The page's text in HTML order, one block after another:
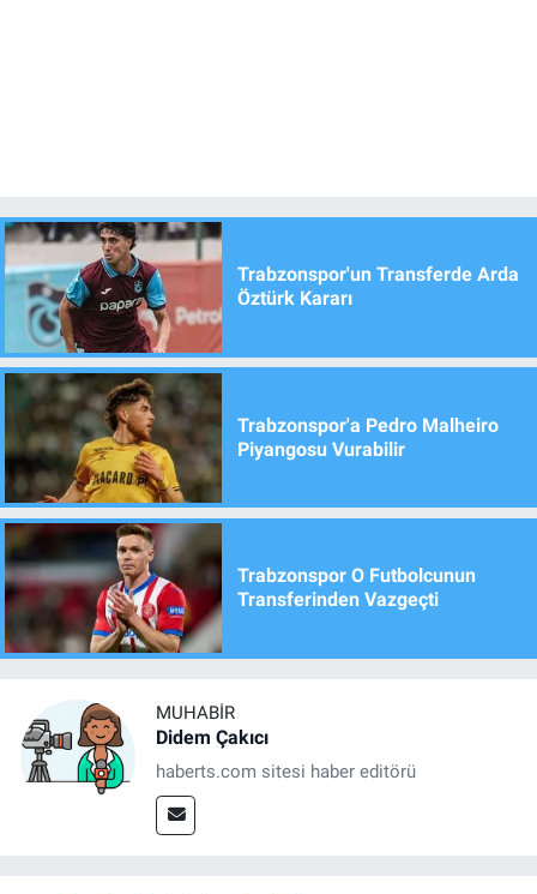
Trabzonspor'un Transferde Arda
Öztürk Kararı
Trabzonspor'a Pedro Malheiro
Piyangosu Vurabilir
Trabzonspor O Futbolcunun
Transferinden Vazgeçti
MUHABIR
Didem Çakıcı
haberts.com sitesi haber editörü